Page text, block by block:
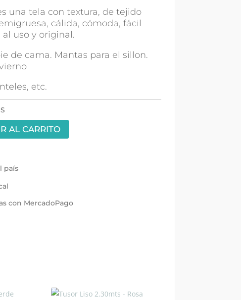
una tela con textura, de tejido
cálida, cómoda, fácil
uso y original.
de cama. Mantas para el sillon.
etc.
AL CARRITO
país
con MercadoPago